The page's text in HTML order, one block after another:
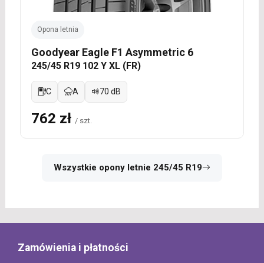
Opona letnia
Goodyear Eagle F1 Asymmetric 6
245/45 R19 102 Y XL (FR)
C A 70 dB
762 zł / szt.
Wszystkie opony letnie 245/45 R19
Zamówienia i płatności